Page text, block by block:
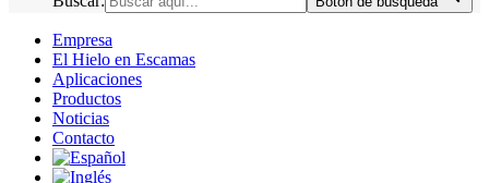
Empresa
El Hielo en Escamas
Aplicaciones
Productos
Noticias
Contacto